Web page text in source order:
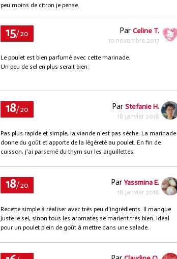
peu moins de citron je pense.
15/20 Par Celine T.
10 novembre 2017
Le poulet est bien parfumé avec cette marinade.
Un peu de sel en plus serait bien.
18/20 Par Stefanie H.
18 janvier 2018
Pas plus rapide et simple, la viande n'est pas sèche. La marinade
donne du goût et apporte de la légèreté au poulet. En fin de
cuisson, j'ai parsemé du thym sur les aiguillettes.
18/20 ParYassmina E.
18 janvier 2018
Recette simple à réaliser avec très peu d'ingrédients. Il manque
juste le sel, sinon tous les aromates se marient très bien. Idéal
pour un poulet plein de goût à mettre dans une salade.